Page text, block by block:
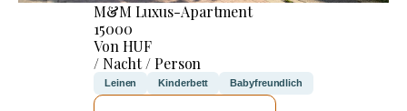
M&M Luxus-Apartment
15000
Von HUF
/ Nacht / Person
Leinen Kinderbett Babyfreundlich